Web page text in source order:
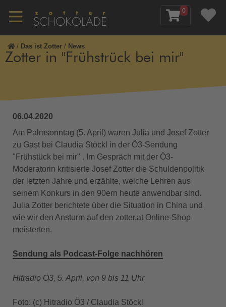
0
/ Das ist Zotter / News
Zotter in "Frühstrück bei mir"
06.04.2020
Am Palmsonntag (5. April) waren Julia und Josef Zotter
zu Gast bei Claudia Stöckl in der Ö3-Sendung
"Frühstück bei mir" . Im Gespräch mit der Ö3-
Moderatorin kritisierte Josef Zotter die Schuldenpolitik
der letzten Jahre und erzählte, welche Lehren aus
seinem Konkurs in den 90ern heute anwendbar sind.
Julia Zotter berichtete über die Situation in China und
wie wir den Ansturm auf den zotter.at Online-Shop
meisterten.
Sendung als Podcast-Folge nachhören
Hitradio Ö3, 5. April, von 9 bis 11 Uhr
Foto: (c) Hitradio Ö3 / Claudia Stöckl